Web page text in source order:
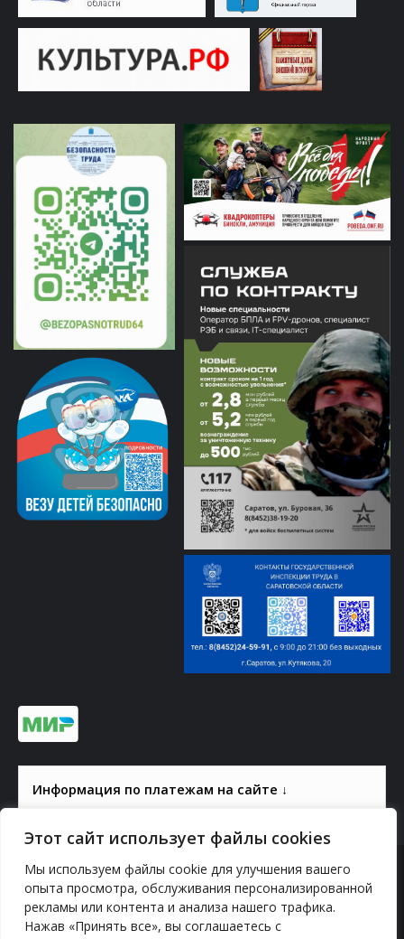
Этот сайт использует файлы cookies
Мы используем файлы cookie для улучшения вашего
опыта просмотра, обслуживания персонализированной
рекламы или контента и анализа нашего трафика.
Нажав «Принять все», вы соглашаетесь с
Информация по платежам на сайте ↓
© 2000-2026, ГАУК СОМ КВЦ
Политика конфиденциальности